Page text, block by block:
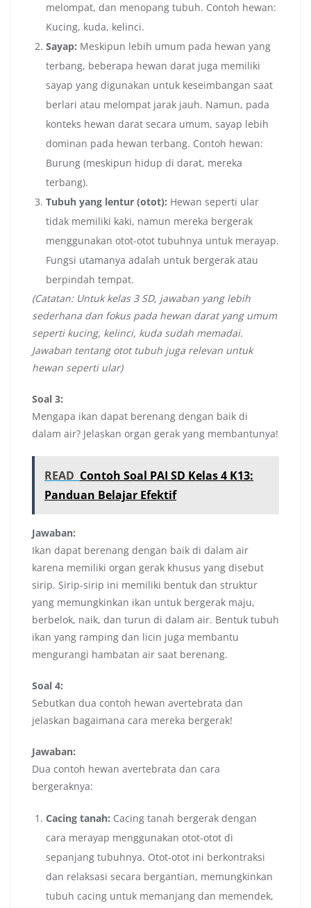
melompat, dan menopang tubuh. Contoh hewan:
Kucing, kuda, kelinci.
Sayap: Meskipun lebih umum pada hewan yang
terbang, beberapa hewan darat juga memiliki
sayap yang digunakan untuk keseimbangan saat
berlari atau melompat jarak jauh. Namun, pada
konteks hewan darat secara umum, sayap lebih
dominan pada hewan terbang. Contoh hewan:
Burung (meskipun hidup di darat, mereka
terbang).
Tubuh yang lentur (otot): Hewan seperti ular
tidak memiliki kaki, namun mereka bergerak
menggunakan otot-otot tubuhnya untuk merayap.
Fungsi utamanya adalah untuk bergerak atau
berpindah tempat.
(Catatan: Untuk kelas 3 SD, jawaban yang lebih
sederhana dan fokus pada hewan darat yang umum
seperti kucing, kelinci, kuda sudah memadai.
Jawaban tentang otot tubuh juga relevan untuk
hewan seperti ular)
Soal 3:
Mengapa ikan dapat berenang dengan baik di
dalam air? Jelaskan organ gerak yang membantunya!
READ Contoh Soal PAI SD Kelas 4 K13:
Panduan Belajar Efektif
Jawaban:
Ikan dapat berenang dengan baik di dalam air
karena memiliki organ gerak khusus yang disebut
sirip. Sirip-sirip ini memiliki bentuk dan struktur
yang memungkinkan ikan untuk bergerak maju,
berbelok, naik, dan turun di dalam air. Bentuk tubuh
ikan yang ramping dan licin juga membantu
mengurangi hambatan air saat berenang.
Soal 4:
Sebutkan dua contoh hewan avertebrata dan
jelaskan bagaimana cara mereka bergerak!
Jawaban:
Dua contoh hewan avertebrata dan cara
bergeraknya:
Cacing tanah: Cacing tanah bergerak dengan
cara merayap menggunakan otot-otot di
sepanjang tubuhnya. Otot-otot ini berkontraksi
dan relaksasi secara bergantian, memungkinkan
tubuh cacing untuk memanjang dan memendek,